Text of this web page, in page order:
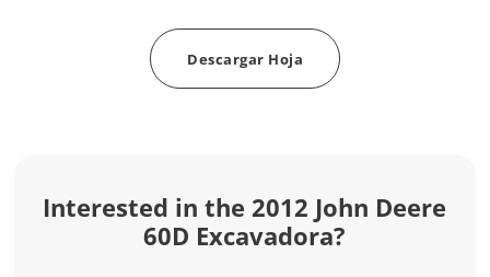
Descargar Hoja
Interested in the 2012 John Deere
60D Excavadora?